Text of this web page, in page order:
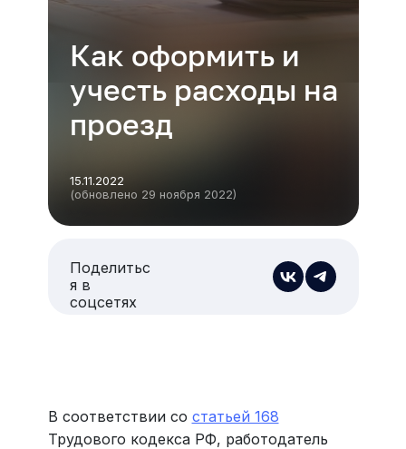
Как оформить и
учесть расходы на
проезд
15.11.2022
(обновлено 29 ноября 2022)
Поделитьс
я в
соцсетях
В соответствии со статьей 168
Трудового кодекса РФ, работодатель